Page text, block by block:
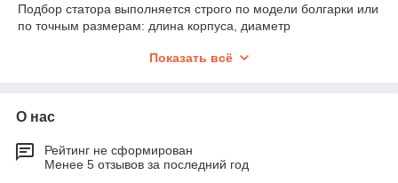
Подбор статора выполняется строго по модели болгарки или
по точным размерам: длина корпуса, диаметр
и количество витков. Даже небольшое несоответствие
Длина корпуса
Диаметр магнитопровода
— голая обмотка, статор в корпусе,
Показать всё
О нас
Рейтинг не сформирован
Менее 5 отзывов за последний год